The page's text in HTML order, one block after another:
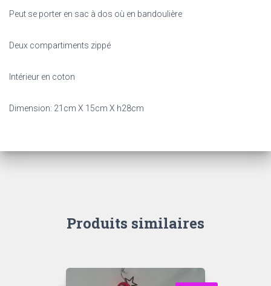
Peut se porter en sac à dos où en bandoulière
Deux compartiments zippé
Intérieur en coton
Dimension: 21cm X 15cm X h28cm
Produits similaires